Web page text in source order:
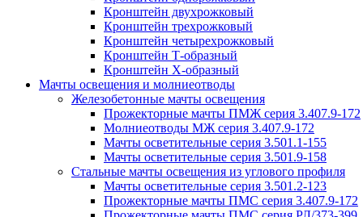
Кронштейн двухрожковый
Кронштейн трехрожковый
Кронштейн четырехрожковый
Кронштейн Т-образный
Кронштейн Х-образный
Мачты освещения и молниеотводы
Железобетонные мачты освещения
Прожекторные мачты ПМЖ серия 3.407.9-172
Молниеотводы МЖ серия 3.407.9-172
Мачты осветительные серия 3.501.1-155
Мачты осветительные серия 3.501.9-158
Стальные мачты освещения из углового профиля
Мачты осветительные серия 3.501.2-123
Прожекторные мачты ПМС серия 3.407.9-172